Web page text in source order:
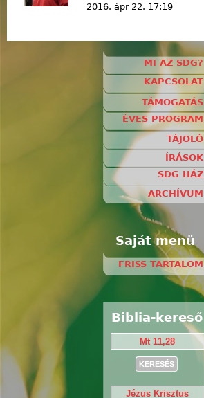
2016. ápr 22. 17:19
MI AZ SDG?
KAPCSOLAT
TÁMOGATÁS
ÉVES PROGRAM
TÁJOLÓ
ÍRÁSOK
SDG HÁZ
ARCHÍVUM
Saját menü
FRISS TARTALOM
Biblia-kereső